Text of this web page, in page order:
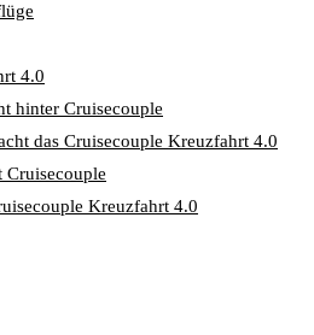
4.0
hinter Cruisecouple
das Cruisecouple Kreuzfahrt 4.0
Kreuzfahrt 4.0